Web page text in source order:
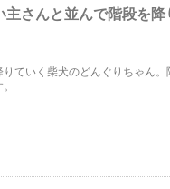
主さんと並んで階段を
ていく柴犬のどんぐりちゃん